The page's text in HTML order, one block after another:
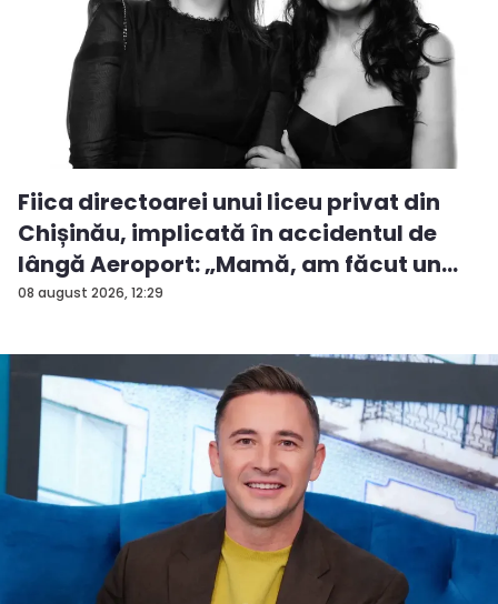
08 august 2026, 12:29
Fiica directoarei unui liceu privat din
Chișinău, implicată în accidentul de
lângă Aeroport: „Mamă, am făcut un
ac...